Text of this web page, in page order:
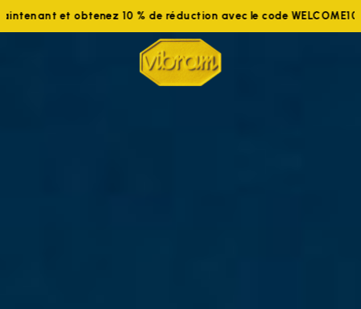
Rejoignez-nous maintenant et obtenez 10 % de réduction avec le